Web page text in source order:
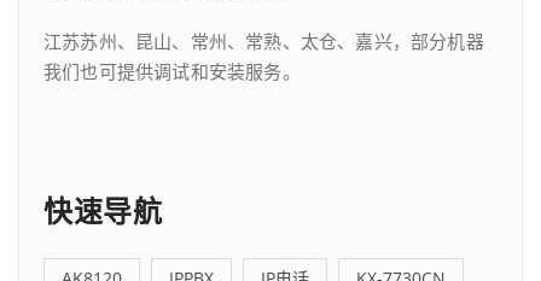
江苏苏州、昆山、常州、常熟、太仓、嘉兴，部分机器
我们也可提供调试和安装服务。
快速导航